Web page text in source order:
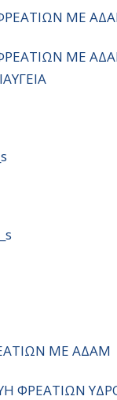
ΜΕ
ΜΕ
ΜΕ ΑΔΑΜ
ΦΡΕΑΤΙΩΝ